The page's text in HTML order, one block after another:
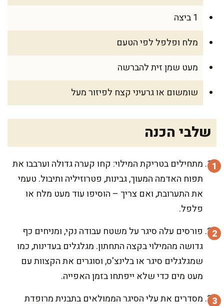
1 ביצה
מלח ופלפל לפי הטעם
מעט שמן זית להברשה
שומשום או גרעיני קצח לפיזור מעל
שלבי הכנה
מתחילים בטריקת המילוי: קחו קערה גדולה וערבבו את
תפוח האדמה המעוך, גבינות, פטרוזיליה ותיבול. טעמי
את התערובת, ואם צריך – הוסיפו עוד מעט מלח או
פלפל.
פורסים עלה סיגר על משטח עבודה נקי, ומניחים כף
גדושה מהמילוי בקצה התחתון. מגלגלים בעדינות, כמו
שמגלגלים סיגר או בלינצ'ס, וסוגרים את הקצוות עם
מעט מים כדי שלא ייפתחו בזמן האפייה.
מסדרים את עלי הסיגר הממולאים בתבנית מרופדת